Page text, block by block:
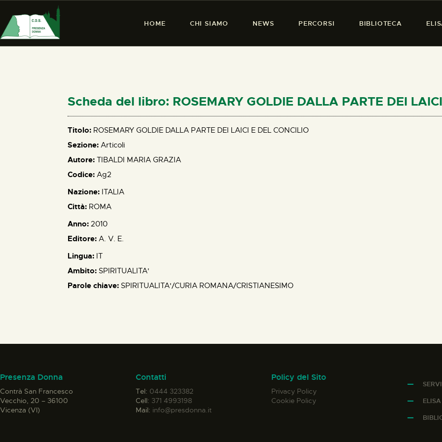
HOME CHI SIAMO NEWS PERCORSI BIBLIOTECA
PRESENZA DONNA
PERCORSI
BIBLIOTECA
Scheda del libro: ROSEMARY GOLDIE DALLA PARTE DEI
Titolo: ROSEMARY GOLDIE DALLA PARTE DEI LAICI E DEL CONCILIO
Sezione: Articoli
Autore: TIBALDI MARIA GRAZIA
Codice: Ag2
Nazione: ITALIA
Città: ROMA
Anno: 2010
Editore: A. V. E.
Lingua: IT
Ambito: SPIRITUALITA'
Parole chiave: SPIRITUALITA'/CURIA ROMANA/CRISTIANESIMO
Presenza Donna
Contrà San Francesco
Vecchio, 20 – 36100
Vicenza (VI)
Contatti
Tel: 0444 323382
Cell: 371 4993198
Mail: info@presdonna.it
Policy del Sito
Privacy Policy
Cookie Policy